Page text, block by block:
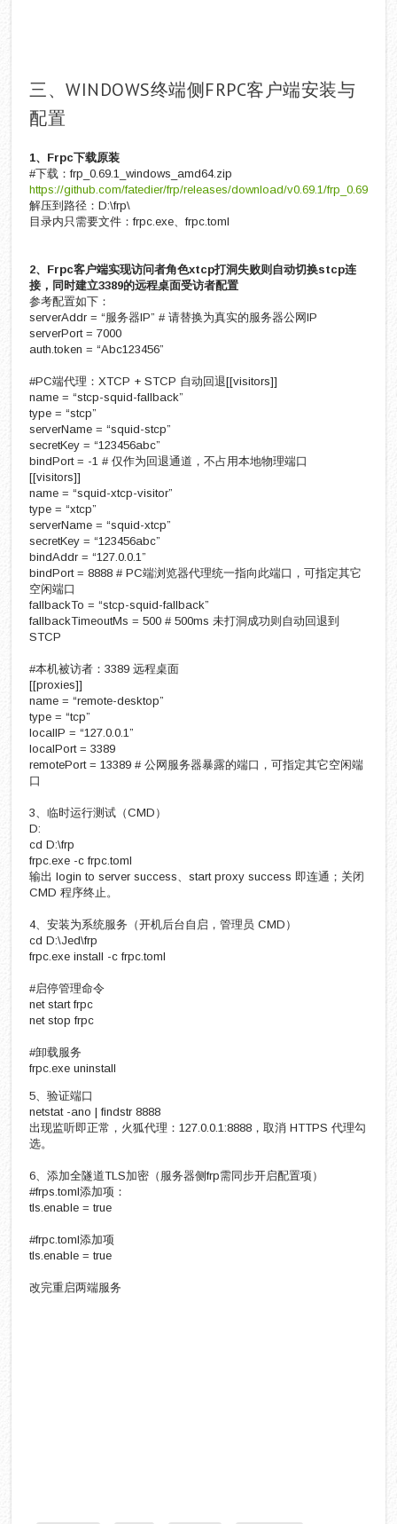
三、WINDOWS终端侧FRPC客户端安装与
配置
1、Frpc下载原装
#下载：frp_0.69.1_windows_amd64.zip
https://github.com/fatedier/frp/releases/download/v0.69.1/
解压到路径：D:\frp\
目录内只需要文件：frpc.exe、frpc.toml
2、Frpc客户端实现访问者角色xtcp打洞失败则自动切换stcp连
接，同时建立3389的远程桌面受访者配置
参考配置如下：
serverAddr = “服务器IP” # 请替换为真实的服务器公网IP
serverPort = 7000
auth.token = “Abc123456”
#PC端代理：XTCP + STCP 自动回退[[visitors]]
name = “stcp-squid-fallback”
type = “stcp”
serverName = “squid-stcp”
secretKey = “123456abc”
bindPort = -1 # 仅作为回退通道，不占用本地物理端口
[[visitors]]
name = “squid-xtcp-visitor”
type = “xtcp”
serverName = “squid-xtcp”
secretKey = “123456abc”
bindAddr = “127.0.0.1”
bindPort = 8888 # PC端浏览器代理统一指向此端口，可指定其它
空闲端口
fallbackTo = “stcp-squid-fallback”
fallbackTimeoutMs = 500 # 500ms 未打洞成功则自动回退到
STCP
#本机被访者：3389 远程桌面
[[proxies]]
name = “remote-desktop”
type = “tcp”
localIP = “127.0.0.1”
localPort = 3389
remotePort = 13389 # 公网服务器暴露的端口，可指定其它空闲端
口
3、临时运行测试（CMD）
D:
cd D:\frp
frpc.exe -c frpc.toml
输出 login to server success、start proxy success 即连通；关闭
CMD 程序终止。
4、安装为系统服务（开机后台自启，管理员 CMD）
cd D:\Jed\frp
frpc.exe install -c frpc.toml
#启停管理命令
net start frpc
net stop frpc
#卸载服务
frpc.exe uninstall
5、验证端口
netstat -ano | findstr 8888
出现监听即正常，火狐代理：127.0.0.1:8888，取消 HTTPS 代理勾
选。
6、添加全隧道TLS加密（服务器侧frp需同步开启配置项）
#frps.toml添加项：
tls.enable = true
#frpc.toml添加项
tls.enable = true
改完重启两端服务